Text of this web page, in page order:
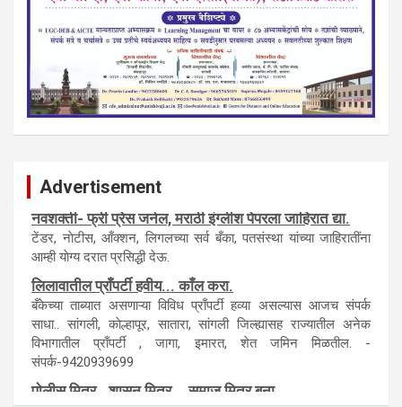
Advertisement
नवशक्ती- फ्री प्रेस जर्नल, मराठी इंग्लीश पेपरला जाहिरात द्या.
टेंडर, नाेटीस, आँक्शन, लिगलच्या सर्व बँका, पतसंस्था यांच्या जाहिरातींना
आम्ही याेग्य दरात प्रसिद्धी देऊ.
लिलावातील प्राँपर्टी हवीय... काँल करा.
बँकेच्या ताब्यात असणाऱ्या विविध प्राँपर्टी हव्या असल्यास आजच संपर्क
साधा.. सांगली, काेल्हापूर, सातारा, सांगली जिल्ह्यासह राज्यातील अनेक
विभागातील प्राँपर्टी , जागा, इमारत, शेत जमिन मिळतील. -
संपर्क-9420939699